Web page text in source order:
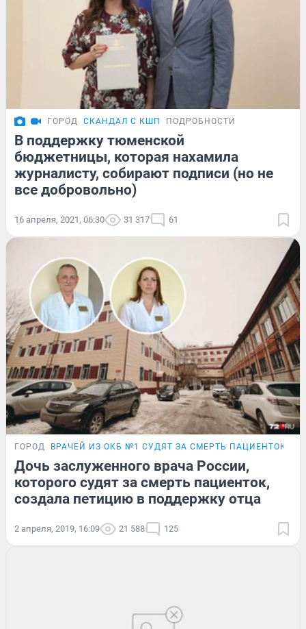
ГОРОД СКАНДАЛ С КШП ПОДРОБНОСТИ
В поддержку тюменской
бюджетницы, которая нахамила
журналисту, собирают подписи (но не
все добровольно)
16 апреля, 2021, 06:30 31 317 61
ГОРОД ВРАЧЕЙ ИЗ ОКБ №1 СУДЯТ ЗА СМЕРТЬ ПАЦИЕНТОК
Дочь заслуженного врача России,
которого судят за смерть пациенток,
создала петицию в поддержку отца
2 апреля, 2019, 16:09 21 588 125